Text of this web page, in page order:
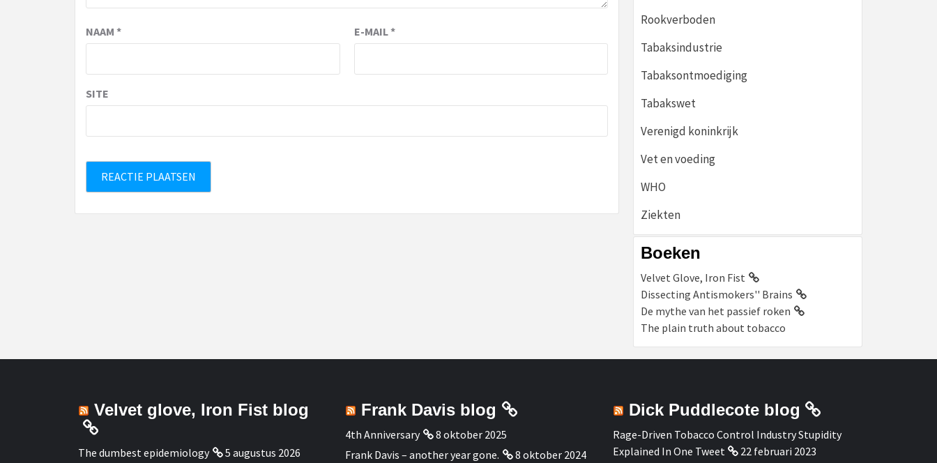
NAAM * E-MAIL*
SITE
Rookverboden
Tabaksindustrie
Tabaksontmoediging
Tabakswet
Verenigd koninkrijk
Vet en voeding
WHO
Ziekten
Boeken
Velvet Glove, Iron Fist
Dissecting Antismokers'' Brains
De mythe van het passief roken
The plain truth about tobacco
Velvet glove, Iron Fist blog
The dumbest epidemiology
5 augustus 2026
Frank Davis blog
4th Anniversary
8 oktober 2025
Frank Davis – another year gone.
8 oktober 2024
Dick Puddlecote blog
Rage-Driven Tobacco Control Industry Stupidity
Explained In One Tweet
22 februari 2023